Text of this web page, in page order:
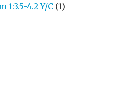
1:3.5-4.2 Y/C (1)